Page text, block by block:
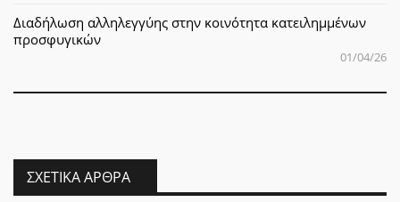
Διαδήλωση αλληλεγγύης στην κοινότητα κατειλημμένων
προσφυγικών
01/04/26
ΣΧΕΤΙΚΆ ΆΡΘΡΑ